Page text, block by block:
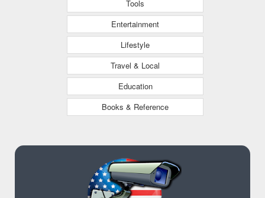
Tools
Entertainment
Lifestyle
Travel & Local
Education
Books & Reference